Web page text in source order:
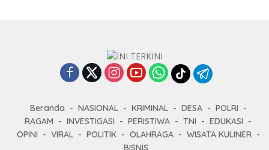
Beranda NASIONAL KRIMINAL DESA
POLRI
RAGAM
INVESTIGASI PERISTIWA TNI
EDUKASI
OPINI
VIRAL POLITIK OLAHRAGA
WISATA KULINER
BISNIS